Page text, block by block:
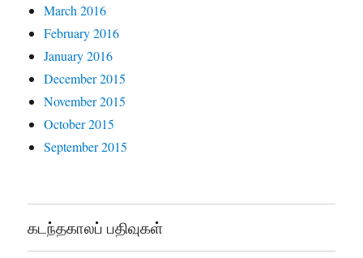
March 2016
February 2016
January 2016
December 2015
November 2015
October 2015
September 2015
கடந்தகாலப் பதிவுகள்